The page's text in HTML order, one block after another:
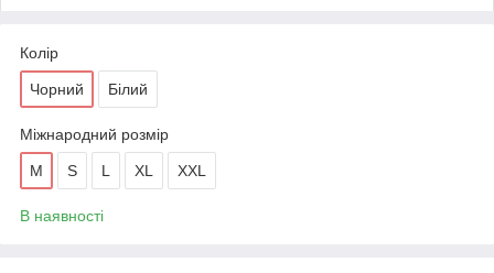
Колір
Чорний Білий
Міжнародний розмір
M S L XL XXL
В наявності